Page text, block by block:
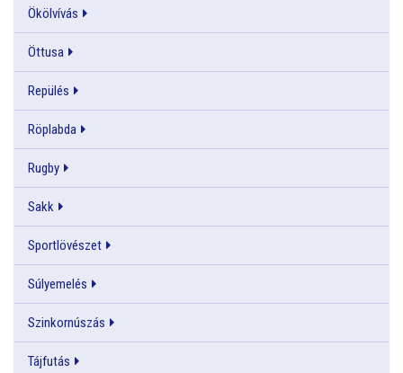
Ökölvívás
Öttusa
Repülés
Röplabda
Rugby
Sakk
Sportlövészet
Súlyemelés
Szinkornúszás
Tájfutás